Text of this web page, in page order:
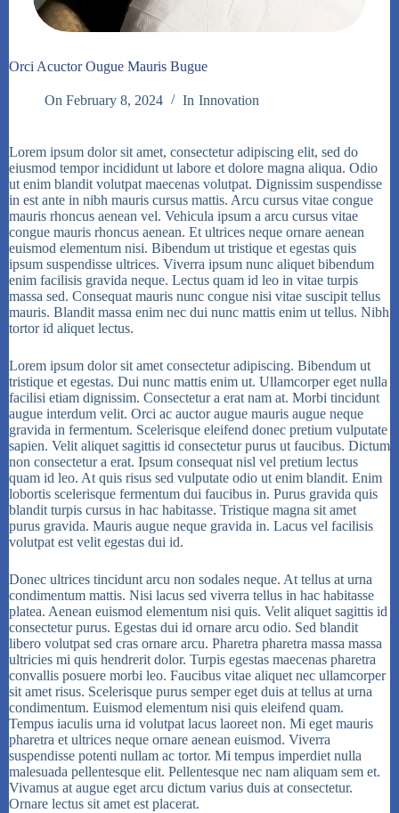
Orci Acuctor Ougue Mauris Bugue
On February 8, 2024 In Innovation
Lorem ipsum dolor sit amet, consectetur adipiscing elit, sed do
eiusmod tempor incididunt ut labore et dolore magna aliqua. Odio
ut enim blandit volutpat maecenas volutpat. Dignissim suspendisse
in est ante in nibh mauris cursus mattis. Arcu cursus vitae congue
mauris rhoncus aenean vel. Vehicula ipsum a arcu cursus vitae
congue mauris rhoncus aenean. Et ultrices neque ornare aenean
euismod elementum nisi. Bibendum ut tristique et egestas quis
ipsum suspendisse ultrices. Viverra ipsum nunc aliquet bibendum
enim facilisis gravida neque. Lectus quam id leo in vitae turpis
massa sed. Consequat mauris nunc congue nisi vitae suscipit tellus
mauris. Blandit massa enim nec dui nunc mattis enim ut tellus. Nibh
tortor id aliquet lectus.
Lorem ipsum dolor sit amet consectetur adipiscing. Bibendum ut
tristique et egestas. Dui nunc mattis enim ut. Ullamcorper eget nulla
facilisi etiam dignissim. Consectetur a erat nam at. Morbi tincidunt
augue interdum velit. Orci ac auctor augue mauris augue neque
gravida in fermentum. Scelerisque eleifend donec pretium vulputate
sapien. Velit aliquet sagittis id consectetur purus ut faucibus. Dictum
non consectetur a erat. Ipsum consequat nisl vel pretium lectus
quam id leo. At quis risus sed vulputate odio ut enim blandit. Enim
lobortis scelerisque fermentum dui faucibus in. Purus gravida quis
blandit turpis cursus in hac habitasse. Tristique magna sit amet
purus gravida. Mauris augue neque gravida in. Lacus vel facilisis
volutpat est velit egestas dui id.
Donec ultrices tincidunt arcu non sodales neque. At tellus at urna
condimentum mattis. Nisi lacus sed viverra tellus in hac habitasse
platea. Aenean euismod elementum nisi quis. Velit aliquet sagittis id
consectetur purus. Egestas dui id ornare arcu odio. Sed blandit
libero volutpat sed cras ornare arcu. Pharetra pharetra massa massa
ultricies mi quis hendrerit dolor. Turpis egestas maecenas pharetra
convallis posuere morbi leo. Faucibus vitae aliquet nec ullamcorper
sit amet risus. Scelerisque purus semper eget duis at tellus at urna
condimentum. Euismod elementum nisi quis eleifend quam.
Tempus iaculis urna id volutpat lacus laoreet non. Mi eget mauris
pharetra et ultrices neque ornare aenean euismod. Viverra
suspendisse potenti nullam ac tortor. Mi tempus imperdiet nulla
malesuada pellentesque elit. Pellentesque nec nam aliquam sem et.
Vivamus at augue eget arcu dictum varius duis at consectetur.
Ornare lectus sit amet est placerat.